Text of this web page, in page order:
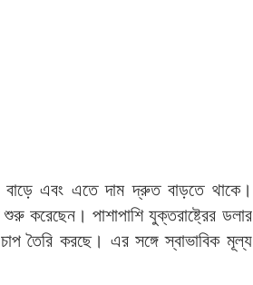
বাড়ে এবং এতে দাম দ্রুত বাড়তে থাকে।
করেছেন। পাশাপাশি যুক্তরাষ্ট্রের ডলার
তৈরি করছে। এর সঙ্গে স্বাভাবিক মূল্য